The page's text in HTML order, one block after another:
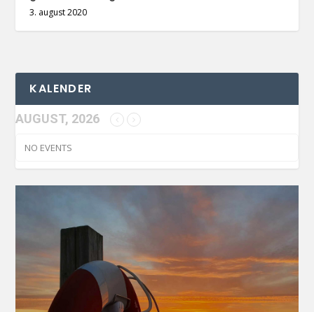
3. august 2020
KALENDER
AUGUST, 2026
NO EVENTS